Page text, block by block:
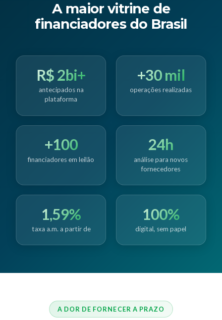
A maior vitrine de
financiadores do Brasil
R$ 2bi+
antecipados na
plataforma
+30 mil
operações realizadas
+100
financiadores em leilão
24h
análise para novos
fornecedores
1,59%
taxa a.m. a partir de
100%
digital, sem papel
A DOR DE FORNECER A PRAZO